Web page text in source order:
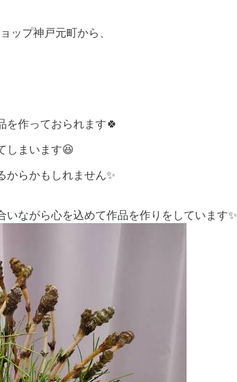
ップ神戸元町から、
を作っておられます🍀
しまいます😆
からかもしれません✨
ながら心を込めて作品を作りをしています✨